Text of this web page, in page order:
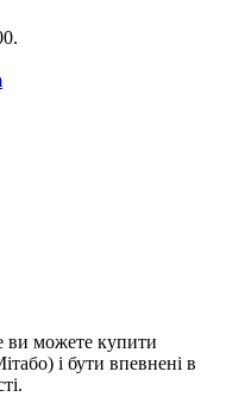
ви можете купити
і бути впевнені в